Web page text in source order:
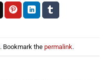
. Bookmark the permalink.